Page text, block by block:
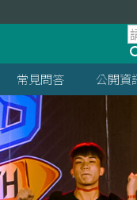
常見問答 公開資